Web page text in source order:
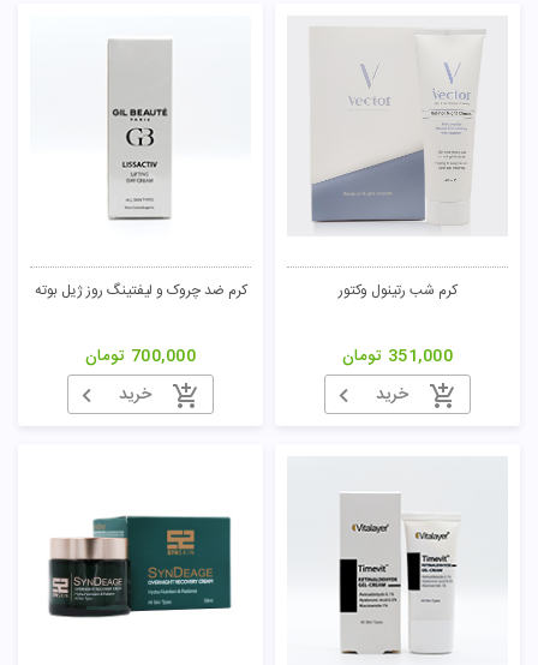
کرم شب رتینول وکتور
351,000 تومان
خرید
کرم ضد چروک و لیفتینگ روز ژیل بوته
700,000 تومان
خرید